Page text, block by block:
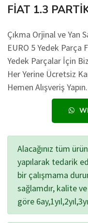
FİAT 1.3
Çıkma Orjinal ve Yan
EURO 5 Yedek Parça
Yedek Parçalar İçin
Her Yerine Ücretsiz
Hemen Alışveriş Yapın.
Alacağınız tüm
yapılarak tedarik
bir çalışmama
sağlamdır, kalite
göre